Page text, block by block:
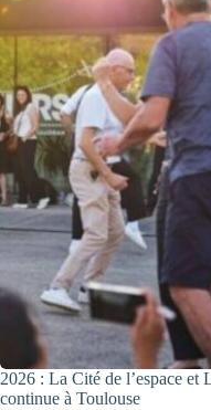
2026 : La Cité de l’espace et
continue à Toulouse